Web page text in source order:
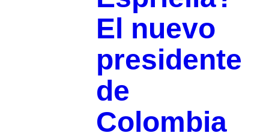
El nuevo
presidente
de
Colombia